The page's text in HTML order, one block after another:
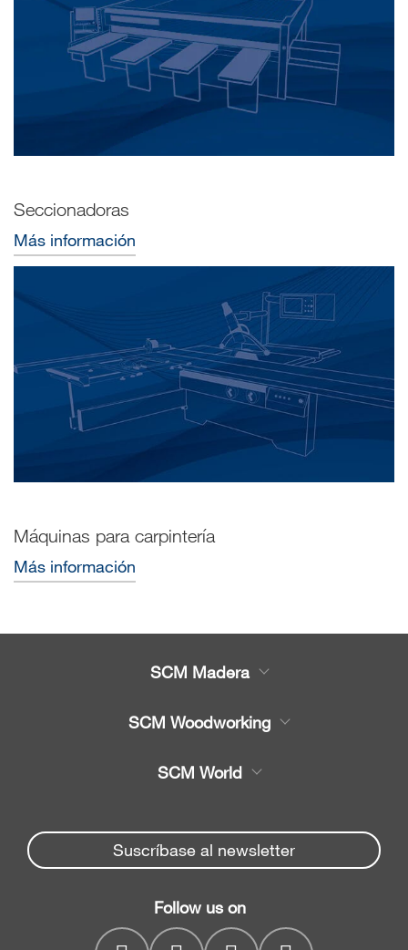
Seccionadoras
Más información
Máquinas para carpintería
Más información
SCM Madera
Recambios
Empresa
SCM Woodworking
Seccionadoras
Cepilladoras y Moldureras
SCM World
Spare parts service
myPortal
Suscríbase al newsletter
Follow us on